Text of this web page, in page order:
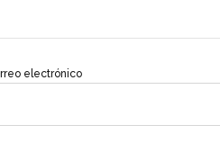
electrónico